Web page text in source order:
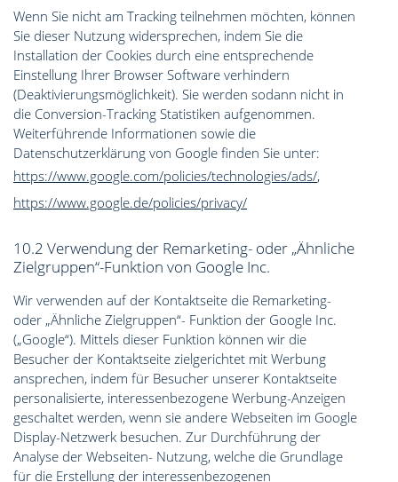
Wenn Sie nicht am Tracking teilnehmen möchten, können
Sie dieser Nutzung widersprechen, indem Sie die
Installation der Cookies durch eine entsprechende
Einstellung Ihrer Browser Software verhindern
(Deaktivierungsmöglichkeit). Sie werden sodann nicht in
die Conversion-Tracking Statistiken aufgenommen.
Weiterführende Informationen sowie die
Datenschutzerklärung von Google finden Sie unter:
https://www.google.com/policies/technologies/ads/,
https://www.google.de/policies/privacy/
10.2 Verwendung der Remarketing- oder „Ähnliche
Zielgruppen“-Funktion von Google Inc.
Wir verwenden auf der Kontaktseite die Remarketing-
oder „Ähnliche Zielgruppen“- Funktion der Google Inc.
(„Google“). Mittels dieser Funktion können wir die
Besucher der Kontaktseite zielgerichtet mit Werbung
ansprechen, indem für Besucher unserer Kontaktseite
personalisierte, interessenbezogene Werbung-Anzeigen
geschaltet werden, wenn sie andere Webseiten im Google
Display-Netzwerk besuchen. Zur Durchführung der
Analyse der Webseiten- Nutzung, welche die Grundlage
für die Erstellung der interessenbezogenen